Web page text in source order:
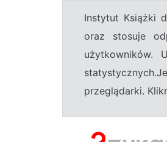
Instytut Książki
oraz stosuje
użytkowników.
przeglądarki.